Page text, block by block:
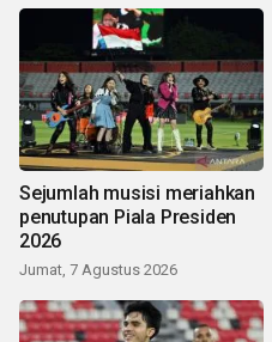
Sejumlah musisi meriahkan
penutupan Piala Presiden
2026
Jumat, 7 Agustus 2026